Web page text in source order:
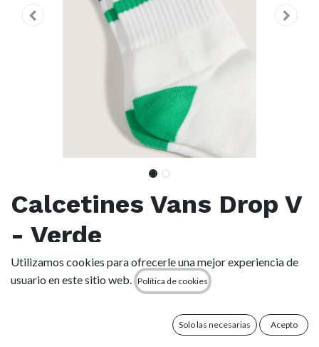
Calcetines Vans Drop V
- Verde
(0 reseña)
20,00€
Utilizamos cookies para ofrecerle una mejor experiencia de
usuario en este sitio web.
Política de cookies
Solo las necesarias Acepto